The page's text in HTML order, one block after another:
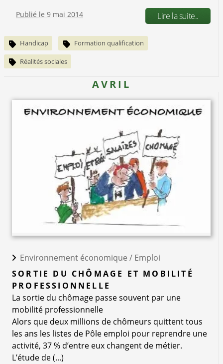
Publié le 9 mai 2014 Lire la suite..
Handicap Formation qualification
Réalités sociales
AVRIL
Environnement économique / Emploi
SORTIE DU CHÔMAGE ET MOBILITÉ
PROFESSIONNELLE
La sortie du chômage passe souvent par une
mobilité professionnelle
Alors que deux millions de chômeurs quittent tous
les ans les listes de Pôle emploi pour reprendre une
activité, 37 % d’entre eux changent de métier.
L’étude de (...)